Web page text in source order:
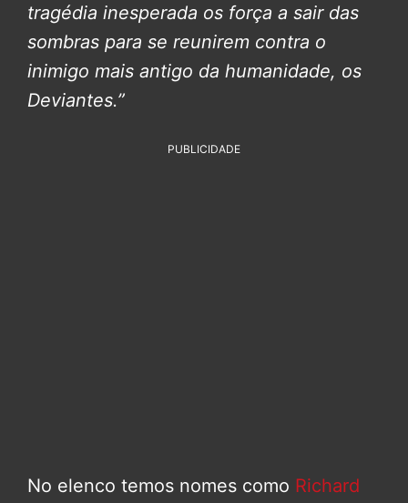
tragédia inesperada os força a sair das
sombras para se reunirem contra o
inimigo mais antigo da humanidade, os
Deviantes.”
PUBLICIDADE
No elenco temos nomes como Richard